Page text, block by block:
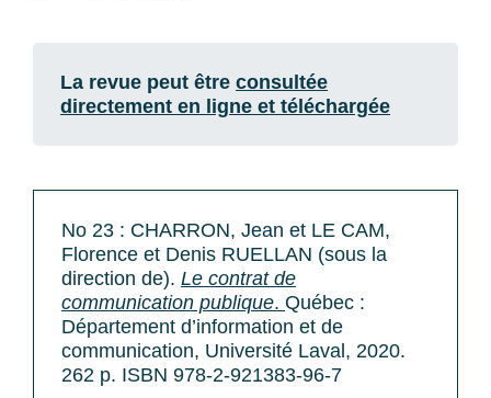
La revue peut être consultée
directement en ligne et téléchargée
No 23 : CHARRON, Jean et LE CAM,
Florence et Denis RUELLAN (sous la
direction de). Le contrat de
communication publique. Québec :
Département d’information et de
communication, Université Laval, 2020.
262 p. ISBN 978-2-921383-96-7